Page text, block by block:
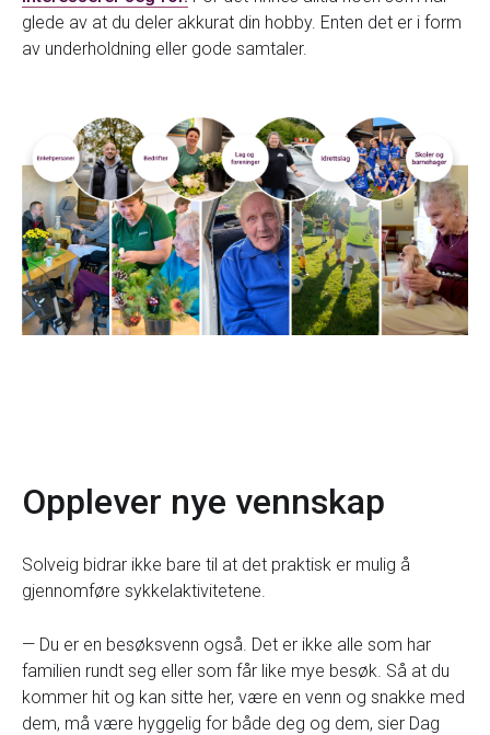
glede av at du deler akkurat din hobby. Enten det er i form
av underholdning eller gode samtaler.
Opplever nye vennskap
Solveig bidrar ikke bare til at det praktisk er mulig å
gjennomføre sykkelaktivitetene.
— Du er en besøksvenn også. Det er ikke alle som har
familien rundt seg eller som får like mye besøk. Så at du
kommer hit og kan sitte her, være en venn og snakke med
dem, må være hyggelig for både deg og dem, sier Dag